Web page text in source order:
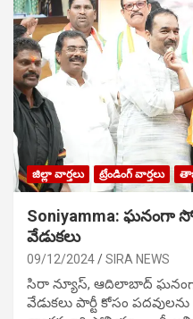
జిల్లా వార్తలు ట్రేండింగ్ వార్తలు
Soniyamma:
వేడుక‌లు
09/12/2024 SIRA NEWS
సిరా న్యూస్, ఆదిలాబాద్
వేడుక‌లు పార్టీ కోసం